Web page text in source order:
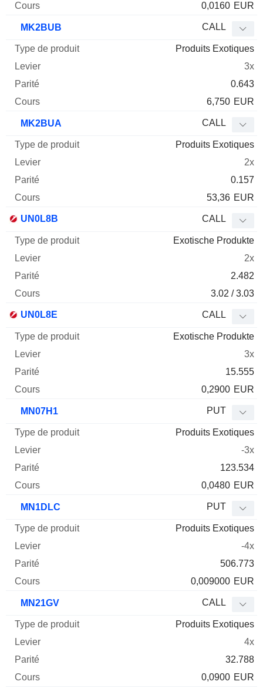
0,0160 EUR
MK2BUB CALL
Produits Exotiques
3x
0.643
6,750 EUR
MK2BUA CALL
Produits Exotiques
2x
0.157
53,36 EUR
UN0L8B CALL
Exotische Produkte
2x
2.482
3.02 / 3.03
UN0L8E CALL
Exotische Produkte
3x
15.555
0,2900 EUR
MN07H1 PUT
Produits Exotiques
-3x
123.534
0,0480 EUR
MN1DLC PUT
Produits Exotiques
-4x
506.773
0,009000 EUR
MN21GV CALL
Produits Exotiques
4x
32.788
0,0900 EUR